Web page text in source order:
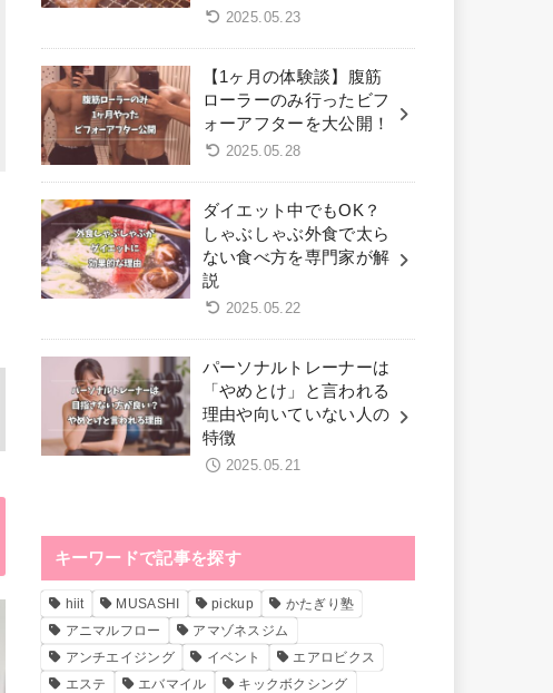
2025.05.23
【1ヶ月の体験談】腹筋
ローラーのみ行ったビフ
ォーアフターを大公開！
2025.05.28
ダイエット中でもOK？
しゃぶしゃぶ外食で太ら
ない食べ方を専門家が解
説
2025.05.22
パーソナルトレーナーは
「やめとけ」と言われる
理由や向いていない人の
特徴
2025.05.21
キーワードで記事を探す
hiit MUSASHI pickup
かたぎり塾
アニマルフロー
アマゾネスジム
アンチエイジング
イベント
エアロビクス
エステ
エバマイル
キックボクシング